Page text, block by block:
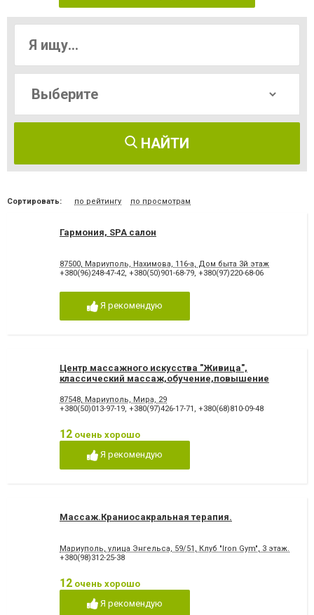
НАЙТИ
Сортировать: по рейтингу по просмотрам
Гармония, SPA салон
87500, Мариуполь, Нахимова, 116-а, Дом быта 3й этаж
+380(96)248-47-42, +380(50)901-68-79, +380(97)220-68-06
Я рекомендую
Центр массажного искусства "Живица",
классический массаж,обучение,повышение
87548, Мариуполь, Мира, 29
+380(50)013-97-19, +380(97)426-17-71 , +380(68)810-09-48
12 очень хорошо
Я рекомендую
Массаж.Краниосакральная терапия.
Мариуполь, улица Энгельса, 59/51, Клуб "Iron Gym", 3 этаж.
+380(98)312-25-38
12 очень хорошо
Я рекомендую